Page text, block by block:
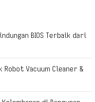
BIOS Terbaik dari
Robot Vacuum Cleaner &